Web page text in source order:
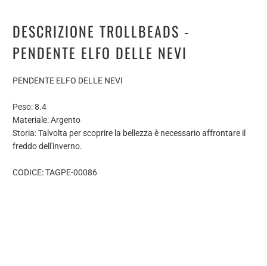
DESCRIZIONE TROLLBEADS -
PENDENTE ELFO DELLE NEVI
PENDENTE ELFO DELLE NEVI
Peso: 8.4
Materiale: Argento
Storia: Talvolta per scoprire la bellezza è necessario affrontare il
freddo dell'inverno.
CODICE: TAGPE-00086